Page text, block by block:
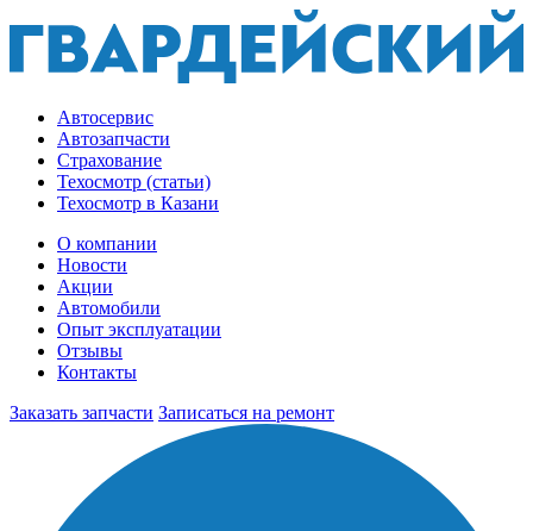
Автосервис
Автозапчасти
Страхование
Техосмотр (статьи)
Техосмотр в Казани
О компании
Новости
Акции
Автомобили
Опыт эксплуатации
Отзывы
Контакты
Заказать запчасти Записаться на ремонт